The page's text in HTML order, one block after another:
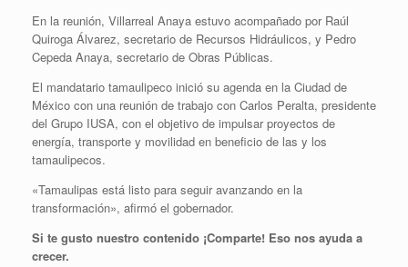
En la reunión, Villarreal Anaya estuvo acompañado por Raúl
Quiroga Álvarez, secretario de Recursos Hidráulicos, y Pedro
Cepeda Anaya, secretario de Obras Públicas.
El mandatario tamaulipeco inició su agenda en la Ciudad de
México con una reunión de trabajo con Carlos Peralta, presidente
del Grupo IUSA, con el objetivo de impulsar proyectos de
energía, transporte y movilidad en beneficio de las y los
tamaulipecos.
«Tamaulipas está listo para seguir avanzando en la
transformación», afirmó el gobernador.
Si te gusto nuestro contenido ¡Comparte! Eso nos ayuda a
crecer.